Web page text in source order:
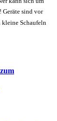
Geräte sind vor
kleine Schaufeln